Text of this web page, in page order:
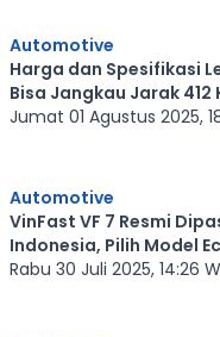
Automotive
Harga dan Spesifikasi
Bisa Jangkau Jarak 412
Jumat 01 Agustus 2025,
Automotive
VinFast VF 7 Resmi
Indonesia, Pilih Model
Rabu 30 Juli 2025, 14:26